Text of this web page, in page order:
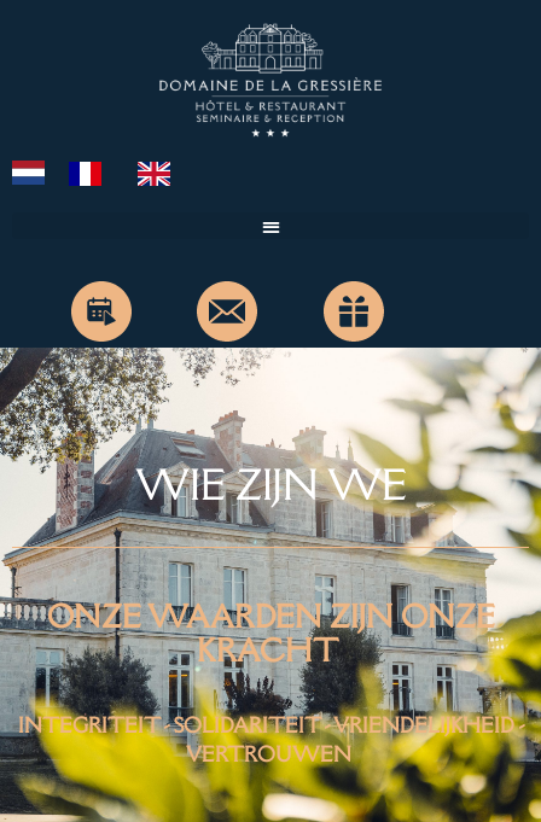
WIE ZIJN WE
ONZE WAARDEN ZIJN ONZE
KRACHT
INTEGRITEIT - SOLIDARITEIT - VRIENDELIJKHEID -
VERTROUWEN